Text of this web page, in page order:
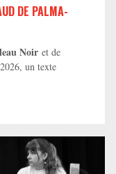
DE PALMA-
Noir et de
un texte